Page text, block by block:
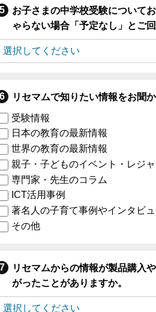
お子さまの中学校受験について
ゃらない場合「予定なし」とご回
リセマムで知りたい情報をお聞か
受験情報
日本の教育の最新情報
世界の教育の最新情報
親子・子どものイベント・レジ
専門家・先生のコラム
ICT活用事例
著名人の子育て事例やインタビ
その他
リセマムからの情報が製品購入
がったことがありますか。